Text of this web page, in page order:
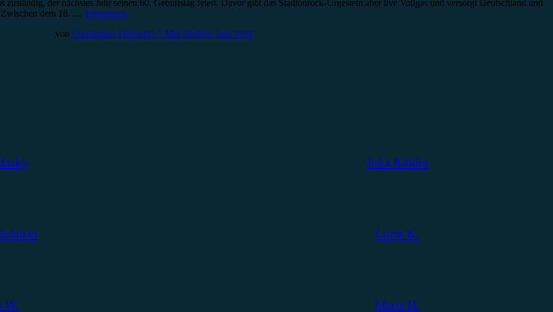
zuständig, der nächstes Jahr seinen 60. Geburtstag feiert. Davor gibt das Stadionrock-Urgestein aber live Vollgas und versorgt Deutschland und
Zwischen dem 18. … Weiterlesen
von Christopher Filipecki17. Mai 201816. Juni 2018
W.
Julia Köhler
Lucie K.
Marie H.